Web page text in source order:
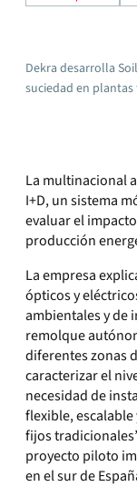
Dekra desarrolla
suciedad en
La multinacional
I+D, un sistema
evaluar el
producción
La empresa
ópticos y
ambientales y de
remolque
diferentes zonas
caracterizar el
necesidad de
flexible,
fijos
proyecto piloto
en el sur de